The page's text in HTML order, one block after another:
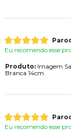
Eu recomendo esse
Produto:Imagem
Branca 14cm
Eu recomendo esse